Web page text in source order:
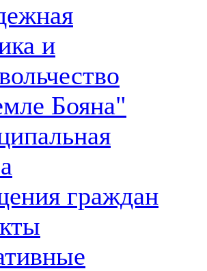
и
Бояна"
граждан